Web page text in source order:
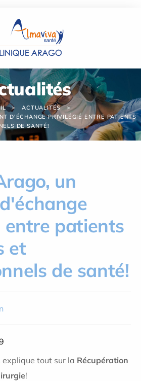
ACTUALITÉS
D'ÉCHANGE PRIVILÉGIÉ ENTRE PATIENTS
DE SANTÉ!
un
entre patients
et
de santé!
explique tout sur la Récupération
!